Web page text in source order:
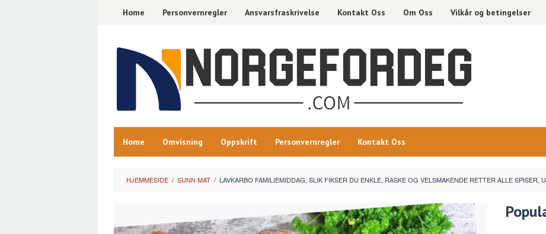
Home Personvernregler Ansvarsfraskrivelse Kontakt Oss Om Oss Vilkår og betingelser
Home Omvisning Oppskrift Personvernregler Kontakt Oss
HJEMMESIDE / SUNN MAT / LAVKARBO FAMILIEMIDDAG, SLIK FIKSER DU ENKLE, RASKE OG VELSMAKENDE RETTER ALLE SPISER,